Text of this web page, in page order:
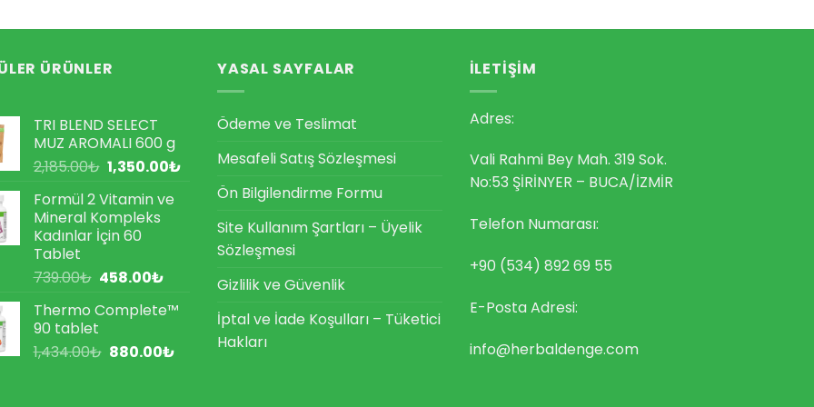
ÜRÜNLER
TRI BLEND SELECT
MUZ AROMALI 600 g
2,185.00₺ Orijinal
2,185.00₺.
1,350.00₺Şu
andaki
1,350.00₺.
Formül 2 Vitamin ve
Mineral Kompleks
Kadınlar İçin 60
Tablet
739.00₺ Orijinal
739.00₺.
458.00₺Şu
fiyat:
458.00₺.
Thermo Complete™
90 tablet
1,434.00₺ Orijinal
880.00₺Şu
YASAL SAYFALAR
Ödeme ve Teslimat
Mesafeli Satış Sözleşmesi
Ön Bilgilendirme Formu
Site Kullanım Şartları – Üyelik
Sözleşmesi
Gizlilik ve Güvenlik
İptal ve İade Koşulları – Tüketici
Hakları
İLETIŞIM
Adres:
Vali Rahmi Bey Mah. 319 Sok.
No:53 ŞİRİNYER – BUCA/İZMİR
Telefon Numarası:
+90 (534) 892 69 55
E-Posta Adresi:
info@herbaldenge.com